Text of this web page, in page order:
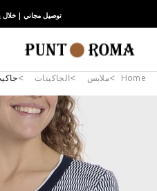
توصيل مجاني | خلال
Home ملابس الجاكيتات